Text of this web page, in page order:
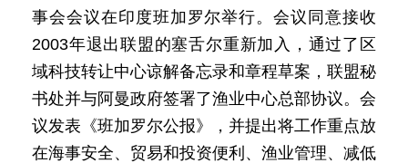
事会会议在印度班加罗尔举行。会议同意接收
2003年退出联盟的塞舌尔重新加入，通过了区
域科技转让中心谅解备忘录和章程草案，联盟秘
书处并与阿曼政府签署了渔业中心总部协议。会
议发表《班加罗尔公报》，并提出将工作重点放
在海事安全、贸易和投资便利、渔业管理、减低